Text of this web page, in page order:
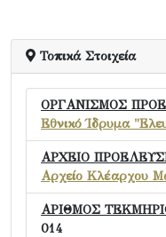
Τοπικά Στοιχεία
ΟΡΓΑΝΙΣΜΟΣ
Εθνικό Ίδρυμα
ΑΡΧΕΙΟ
Αρχείο Κλέαρχου
ΑΡΙΘΜΟΣ
014